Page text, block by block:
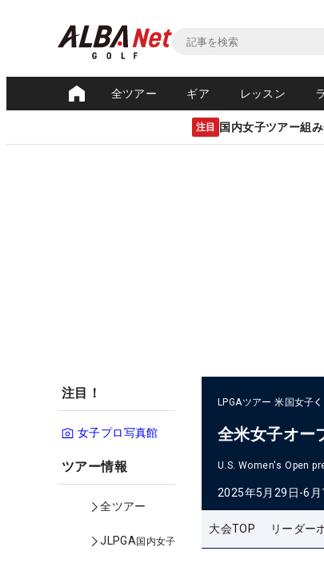
全ツアー ギア レッスン
注目 国内女子ツアー組
注目！
女子プロ写真館
ツアー情報
全ツアー
JLPGA国内女子
LPGAツアー 米国女子
全米女子オー
U.S. Women's Open
2025年5月29日-6月
大会TOP リーダー